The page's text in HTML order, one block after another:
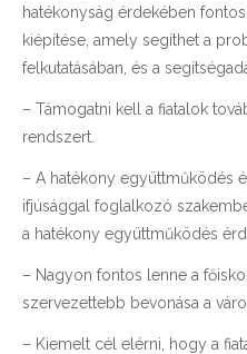
hatékonyság érdekében
kiépítése, amely segíthet a
felkutatásában, és a
– Támogatni kell a fiatalok
rendszert.
– A hatékony együttműködés
ifjúsággal foglalkozó
a hatékony együttműködés
– Nagyon fontos lenne a
szervezettebb bevonása a
– Kiemelt cél elérni, hogy a